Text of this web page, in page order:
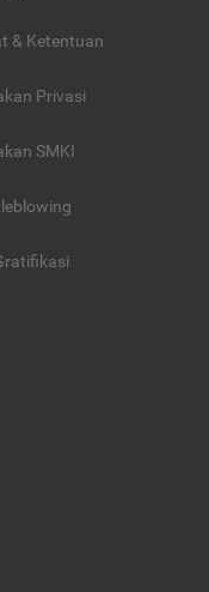
& Ketentuan
Privasi
SMKI